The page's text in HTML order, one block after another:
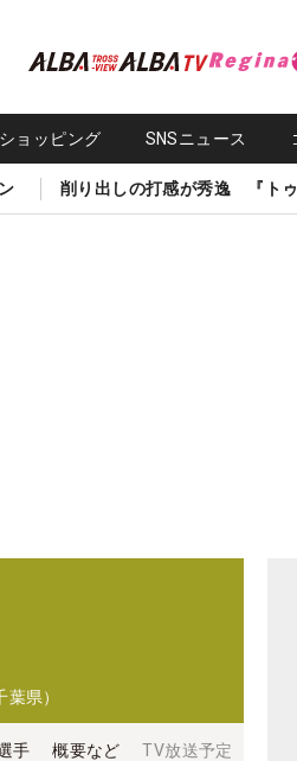
ショッピング SNSニュース
削り出しの打感が秀逸 『トゥ
県）
手 概要など TV放送予定